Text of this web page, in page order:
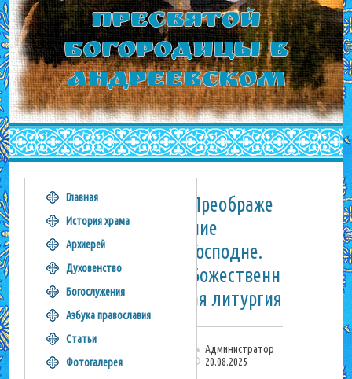
Пресвятой
Богородицы в
Андреевском
Преображе
ние
Господне.
Божественн
ая литургия
Администратор
20.08.2025
Главная
История храма
Архиерей
Духовенство
Богослужения
Азбука православия
Статьи
Фотогалерея